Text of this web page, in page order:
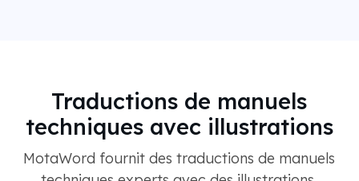
Traductions de manuels
techniques avec illustrations
MotaWord fournit des traductions de manuels